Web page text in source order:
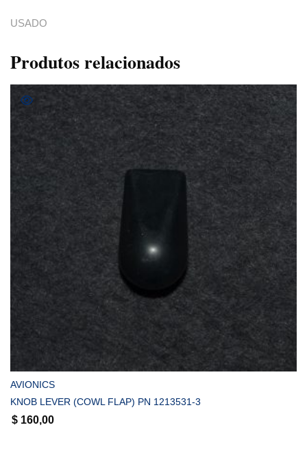
USADO
Produtos relacionados
COMPRAR
AVIONICS
KNOB LEVER (COWL FLAP) PN 1213531-3
$ 160,00